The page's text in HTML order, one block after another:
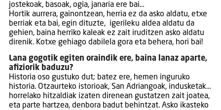
jostekoak, basoak, ogia, janaria ere bai…
Hortik aurrera, gainontzean, herria ez da asko aldatu, etxe
berriak eta bai, egin dituzte, igerileku aldea aldatu da
gehien, baina herriko kaleak ez zait iruditzen asko aldatu
direnik. Kotxe gehiago dabilela gora eta behera, hori bai!
Lana gogotik egiten oraindik ere, baina lanaz aparte,
afiziorik baduzu?
Historia oso gustuko dut; batez ere, hemen inguruko
historia. Otzaurteko istorioak, San Adriangoak, indusketak…
horrelako hitzaldiak izaten direnean gustatzen zait joatea,
eta parte hartzea, denbora badut behintzat. Asko ikasteko